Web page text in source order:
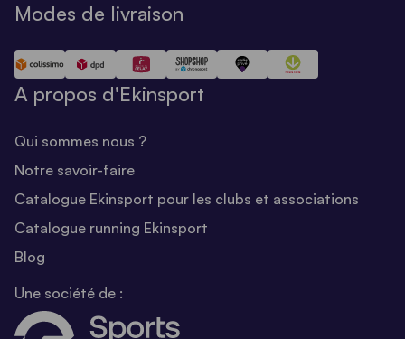
Modes de livraison
A propos d'Ekinsport
Qui sommes nous ?
Notre savoir-faire
Catalogue Ekinsport pour les clubs et associations
Catalogue running Ekinsport
Blog
Une société de :